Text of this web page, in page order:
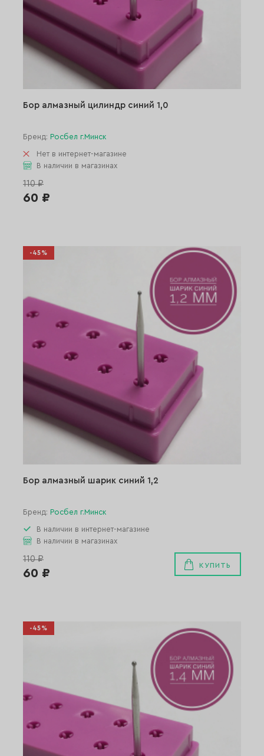
Бор алмазный цилиндр синий 1,0
Бренд: Росбел г.Минск
Нет в интернет-магазине
В наличии в магазинах
110 ₽
60 ₽
-45%
Бор алмазный шарик синий 1,2
Бренд: Росбел г.Минск
В наличии в интернет-магазине
В наличии в магазинах
110 ₽
60 ₽
КУПИТЬ
-45%